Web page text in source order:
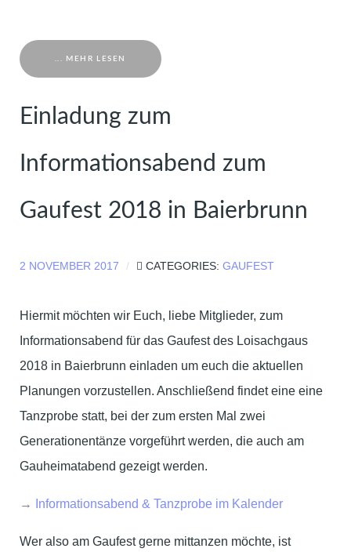
... MEHR LESEN
Einladung zum
Informationsabend zum
Gaufest 2018 in Baierbrunn
2 NOVEMBER 2017 CATEGORIES: GAUFEST
Hiermit möchten wir Euch, liebe Mitglieder, zum
Informationsabend für das Gaufest des Loisachgaus
2018 in Baierbrunn einladen um euch die aktuellen
Planungen vorzustellen. Anschließend findet eine eine
Tanzprobe statt, bei der zum ersten Mal zwei
Generationentänze vorgeführt werden, die auch am
Gauheimatabend gezeigt werden.
→ Informationsabend & Tanzprobe im Kalender
Wer also am Gaufest gerne mittanzen möchte, ist